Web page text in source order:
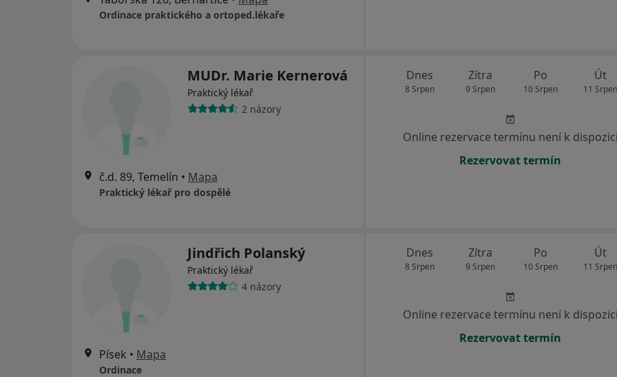
Ordinace praktického a ortoped.lékaře
MUDr. Marie Kernerová
Praktický lékař
2 názory
č.d. 89, Temelín • Mapa
Praktický lékař pro dospělé
Dnes
8 Srpen
Zítra
9 Srpen
Po
10 Srpen
Út
11 Srpen
Online rezervace termínu není k dispozici
Rezervovat termín
Jindřich Polanský
Praktický lékař
4 názory
Písek • Mapa
Ordinace
Dnes
8 Srpen
Zítra
9 Srpen
Po
10 Srpen
Út
11 Srpen
Online rezervace termínu není k dispozici
Rezervovat termín